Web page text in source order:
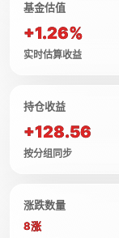
基金估值
+1.26%
实时估算收益
持仓收益
+128.56
按分组同步
涨跌数量
8涨